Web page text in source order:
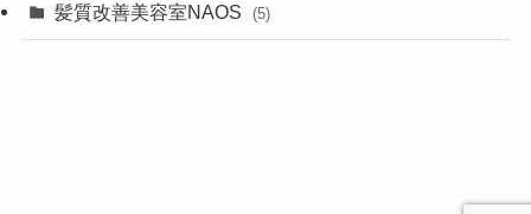
髪質改善美容室NAOS (5)